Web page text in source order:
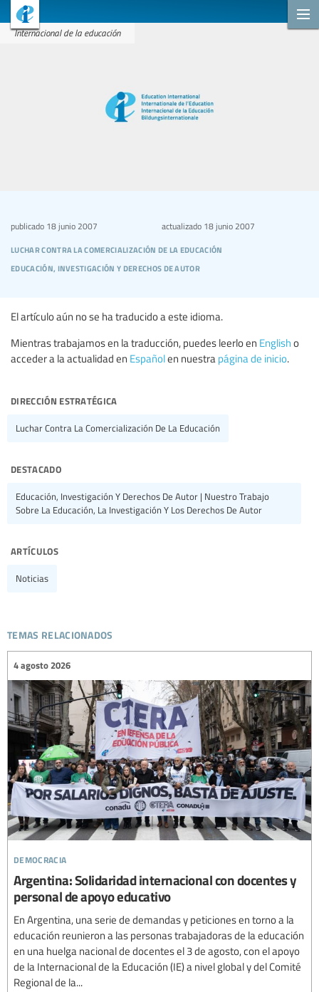
Internacional de la educación
luchar contra la comercialización de la educación
educación, investigación y derechos de autor
publicado 18 junio 2007 actualizado18 junio 2007
El artículo aún no se ha traducido a este idioma.
Mientras trabajamos en la traducción, puedes leerlo en English o
acceder a la actualidad en Españolen nuestra página de inicio.
dirección estratégica
Luchar Contra La Comercialización De La Educación
destacado
Educación, Investigación Y Derechos De Autor | Nuestro Trabajo
Sobre La Educación, La Investigación Y Los Derechos De Autor
artículos
Noticias
temas relacionados
democracia
4 agosto 2026
Argentina: Solidaridad internacional con docentes y
personal de apoyo educativo
En Argentina, una serie de demandas y peticiones en torno a la
educación reunieron a las personas trabajadoras de la educación
en una huelga nacional de docentes el 3 de agosto, con el apoyo
de la Internacional de la Educación (IE) a nivel global y del Comité
Regional de la...